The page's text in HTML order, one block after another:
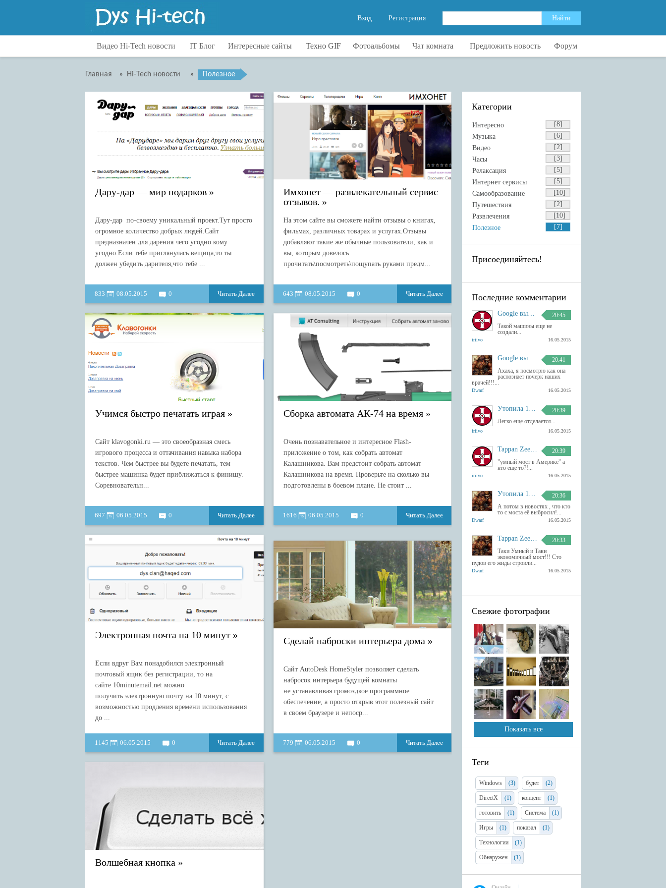
Вход Регистрация
Видео Hi-Tech новости
Для Дома
Тесты
Технологии
Роботехника
IT Блог
Интересно
Оружие
Сайты
Статистика
Интересные сайты
Интересно
Путешествия
Развлечения
Релаксация
Техно GIF Фотоальбомы Чат комната Предложить новость Форум
Главная » Hi-Tech новости » Полезное
Дару-дар — мир подарков
Дару-дар по-своему уникальный проект.Тут просто
огромное количество добрых людей.Сайт
предназначен для дарения чего угодно кому
угодно.Если тебе приглянулась вещица,то ты
должен убедить дарителя,что тебе ...
833 08.05.2015 0 Читать Далее
Имхонет — развлекательный сервис
отзывов.
На этом сайте вы сможете найти отзывы о книгах,
фильмах, различных товарах и услугах.Отзывы
добавляют такие же обычные пользователи, как и
вы, которым довелось
прочитать\посмотреть\пощупать руками предм...
643 08.05.2015 0 Читать Далее
Учимся быстро печатать играя
Сайт klavogonki.ru — это своеобразная смесь
игрового процесса и оттачивания навыка набора
текстов. Чем быстрее вы будете печатать, тем
быстрее машинка будет приближаться к финишу.
Соревновательн...
697 06.05.2015 0 Читать Далее
Сборка автомата АК-74 на время
Очень познавательное и интересное Flash-
приложение о том, как собрать автомат
Калашникова. Вам предстоит собрать автомат
Калашникова на время. Проверьте на сколько вы
подготовлены в боевом плане. Не стоит ...
1616 06.05.2015 0 Читать Далее
Электронная почта на 10 минут
Если вдруг Вам понадобился электронный
почтовый ящик без регистрации, то на
сайте 10minutemail.net можно
получить электронную почту на 10 минут, с
возможностью продления времени использования
до ...
1145 06.05.2015 0 Читать Далее
Сделай наброски интерьера дома
Сайт AutoDesk HomeStyler позволяет сделать
набросок интерьера будущей комнаты
не устанавливая громоздкое программное
обеспечение, а просто открыв этот полезный сайт
в своем браузере и непоср...
779 06.05.2015 0 Читать Далее
Волшебная кнопка
Категории
Интересно
[8]
Музыка
[6]
Видео
[2]
Часы
[3]
Релаксация
[5]
Интернет сервисы
[5]
Самообразование
[10]
Путешествия
[2]
Развлечения
[10]
Полезное
[7]
Присоединяйтесь!
Последние комментарии
Google выпустила Android-клавиатуру с рукописным вводом.
20:45
Такой машины еще не
создали...
iriivo 16.05.2015
Google выпустила Android-клавиатуру с рукописным вводом.
20:41
Ахаха, я посмотрю как она
распознает почерк наших
врачей!!!...
Dwarf 16.05.2015
Утопила 13 гаджетов Apple
20:39
Легко еще отделается...
iriivo 16.05.2015
Tappan Zee умный мост в Америке
20:39
"умный мост в Америке" а
кто еще то?!...
iriivo 16.05.2015
Утопила 13 гаджетов Apple
20:36
А потом в новостях , что кто
то с моста её выбросил!...
Dwarf 16.05.2015
Tappan Zee умный мост в Америке
20:33
Таки Умный и Таки
экономичный мост!!! Сто
пудов его жиды строили...
Dwarf 16.05.2015
Свежие фотографии
Показать все
Теги
Windows (3) будет (2)
DirectX (1) концепт (1)
готовить (1) Система (1)
Игры (1) показал (1)
Технологии (1)
Обнаружен (1)